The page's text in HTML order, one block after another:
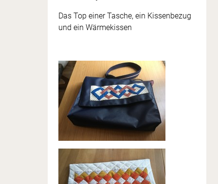
Das Top einer Tasche, ein Kissenbezug
und ein Wärmekissen